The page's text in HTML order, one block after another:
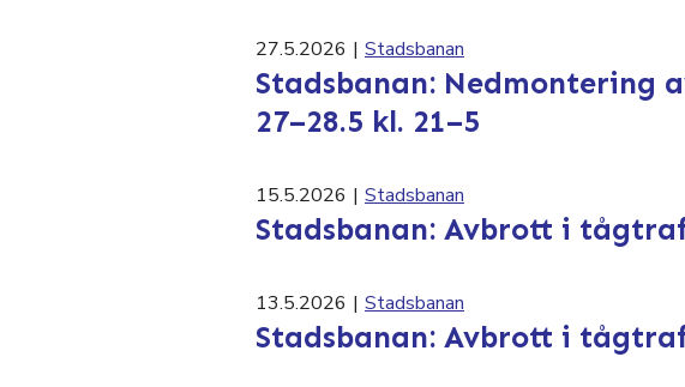
27.5.2026 | Stadsbanan
Stadsbanan: Nedmontering
27–28.5 kl. 21–5
15.5.2026 | Stadsbanan
Stadsbanan: Avbrott i
13.5.2026 | Stadsbanan
Stadsbanan: Avbrott i